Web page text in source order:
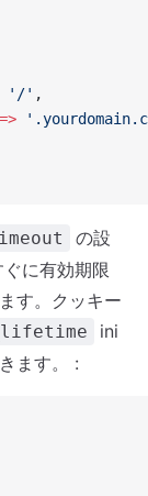
'/' ,
=>
の設
に有効期限
す。クッキー
ini
ます。 :